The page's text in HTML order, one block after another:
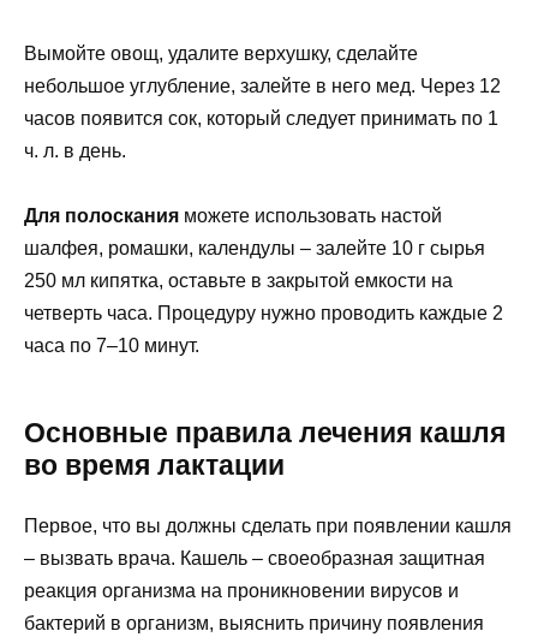
Вымойте овощ, удалите верхушку, сделайте
небольшое углубление, залейте в него мед. Через 12
часов появится сок, который следует принимать по 1
ч. л. в день.
Для полоскания можете использовать настой
шалфея, ромашки, календулы – залейте 10 г сырья
250 мл кипятка, оставьте в закрытой емкости на
четверть часа. Процедуру нужно проводить каждые 2
часа по 7–10 минут.
Основные правила лечения кашля
во время лактации
Первое, что вы должны сделать при появлении кашля
– вызвать врача. Кашель – своеобразная защитная
реакция организма на проникновении вирусов и
бактерий в организм, выяснить причину появления